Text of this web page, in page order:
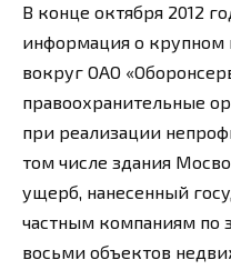
В конце октября 2012
информация о крупном
вокруг ОАО
правоохранительные
при реализации
том числе здания
ущерб, нанесенный
частным компаниям по
восьми объектов